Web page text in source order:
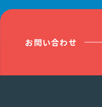
お問い合わせ